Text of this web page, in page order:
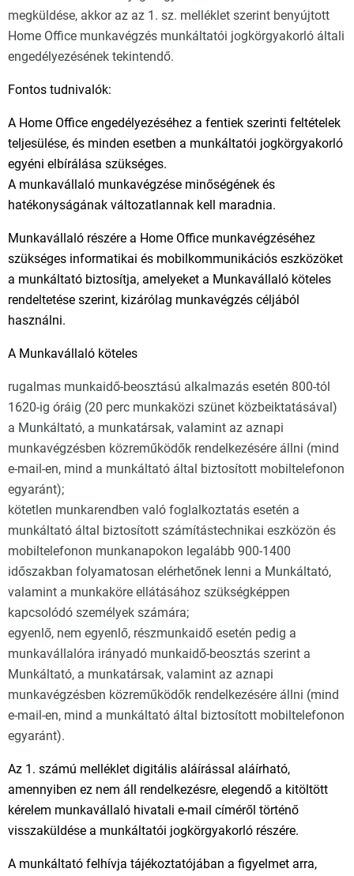
megküldése, akkor az az 1. sz. melléklet szerint benyújtott
Home Office munkavégzés munkáltatói jogkörgyakorló általi
engedélyezésének tekintendő.
Fontos tudnivalók:
A Home Office engedélyezéséhez a fentiek szerinti feltételek
teljesülése, és minden esetben a munkáltatói jogkörgyakorló
egyéni elbírálása szükséges.
A munkavállaló munkavégzése minőségének és
hatékonyságának változatlannak kell maradnia.
Munkavállaló részére a Home Office munkavégzéséhez
szükséges informatikai és mobilkommunikációs eszközöket
a munkáltató biztosítja, amelyeket a Munkavállaló köteles
rendeltetése szerint, kizárólag munkavégzés céljából
használni.
A Munkavállaló köteles
rugalmas munkaidő-beosztású alkalmazás esetén 800-tól
1620-ig óráig (20 perc munkaközi szünet közbeiktatásával)
a Munkáltató, a munkatársak, valamint az aznapi
munkavégzésben közreműködők rendelkezésére állni (mind
e-mail-en, mind a munkáltató által biztosított mobiltelefonon
egyaránt);
kötetlen munkarendben való foglalkoztatás esetén a
munkáltató által biztosított számítástechnikai eszközön és
mobiltelefonon munkanapokon legalább 900-1400
időszakban folyamatosan elérhetőnek lenni a Munkáltató,
valamint a munkaköre ellátásához szükségképpen
kapcsolódó személyek számára;
egyenlő, nem egyenlő, részmunkaidő esetén pedig a
munkavállalóra irányadó munkaidő-beosztás szerint a
Munkáltató, a munkatársak, valamint az aznapi
munkavégzésben közreműködők rendelkezésére állni (mind
e-mail-en, mind a munkáltató által biztosított mobiltelefonon
egyaránt).
Az 1. számú melléklet digitális aláírással aláírható,
amennyiben ez nem áll rendelkezésre, elegendő a kitöltött
kérelem munkavállaló hivatali e-mail címéről történő
visszaküldése a munkáltatói jogkörgyakorló részére.
A munkáltató felhívja tájékoztatójában a figyelmet arra,